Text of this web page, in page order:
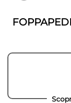
immagini